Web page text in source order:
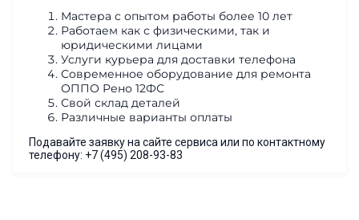
Мастера с опытом работы более 10 лет
Работаем как с физическими, так и
юридическими лицами
Услуги курьера для доставки телефона
Современное оборудование для ремонта
ОППО Рено 12ФС
Свой склад деталей
Различные варианты оплаты
Подавайте заявку на сайте сервиса или по контактному
телефону: +7 (495) 208-93-83